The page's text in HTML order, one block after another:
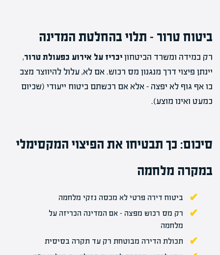
ביטוח טרור – תלוי בהחלטת המדינה
רק במידה ומשרד הביטחוןיכריז על אירוע כפעולת טרור,
יינתן פיצוי דרך מנגנון מס רכוש. אם לא, עלול להיווצר מצב
בו אף גוף לא יפצה – אלא אם רכשתם ביטוח ייעודי (שכיום
כמעט ואינו מוצע).
סיכום: כך תבטיחו את הפיצוי המקסימלי
במקרה מלחמה
ביטוח דירה פרטי לא מכסה נזקי מלחמה
רק מס רכוש מפצה – אם המדינה הכריזה על
מלחמה
תכולת הדירה מבוטחת רק עד תקרה בסיסית